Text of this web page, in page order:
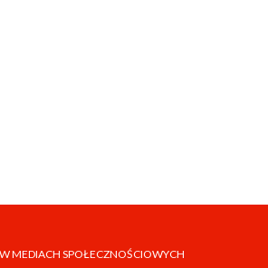
MEDIACH SPOŁECZNOŚCIOWYCH